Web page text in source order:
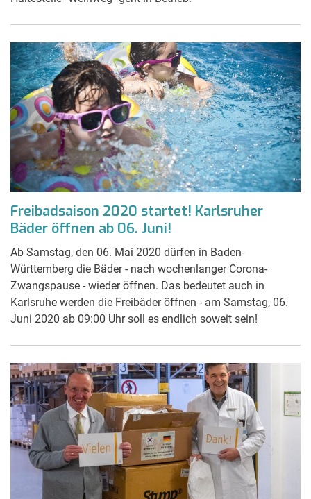
Freibadsaison 2020 startet! Karlsruher
Bäder öffnen ab 06. Juni!
Ab Samstag, den 06. Mai 2020 dürfen in Baden-
Württemberg die Bäder - nach wochenlanger Corona-
Zwangspause - wieder öffnen. Das bedeutet auch in
Karlsruhe werden die Freibäder öffnen - am Samstag, 06.
Juni 2020 ab 09:00 Uhr soll es endlich soweit sein!